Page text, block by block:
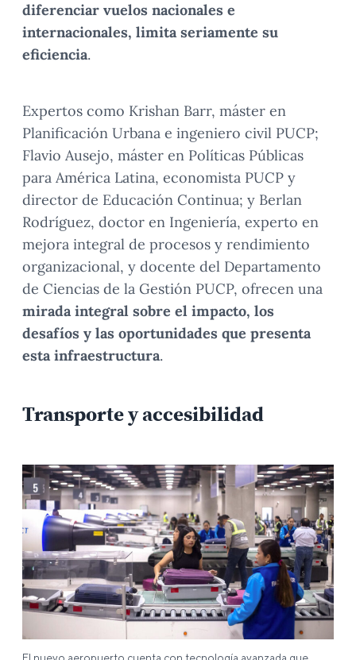
diferenciar vuelos nacionales e
internacionales, limita seriamente su
eficiencia.
Expertos como Krishan Barr, máster en
Planificación Urbana e ingeniero civil PUCP;
Flavio Ausejo, máster en Políticas Públicas
para América Latina, economista PUCP y
director de Educación Continua; y Berlan
Rodríguez, doctor en Ingeniería, experto en
mejora integral de procesos y rendimiento
organizacional, y docente del Departamento
de Ciencias de la Gestión PUCP, ofrecen una
mirada integral sobre el impacto, los
desafíos y las oportunidades que presenta
esta infraestructura.
Transporte y accesibilidad